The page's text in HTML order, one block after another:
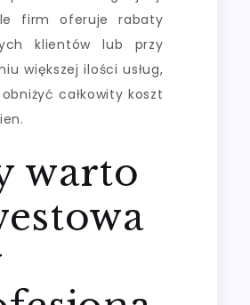
firm oferuje rabaty
klientów lub przy
większej ilości usług,
całkowity koszt
warto